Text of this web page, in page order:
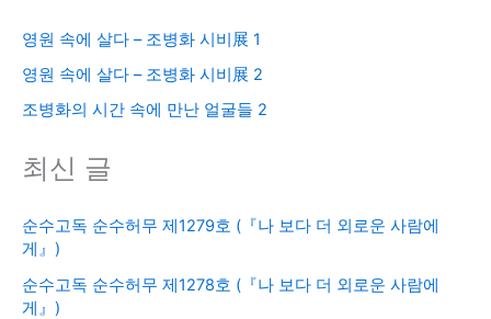
영원 속에 살다 – 조병화 시비展 1
영원 속에 살다 – 조병화 시비展 2
조병화의 시간 속에 만난 얼굴들 2
최신 글
순수고독 순수허무 제1279호 (『나 보다 더 외로운 사람에
게』)
순수고독 순수허무 제1278호 (『나 보다 더 외로운 사람에
게』)